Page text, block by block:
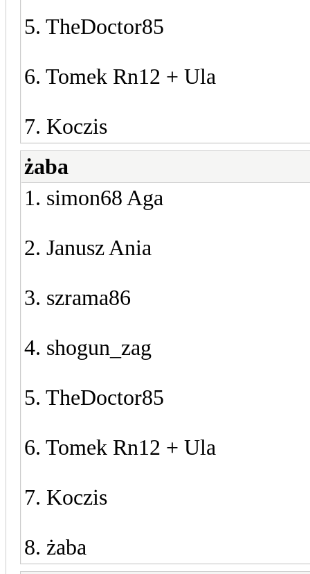
5. TheDoctor85
6. Tomek Rn12 + Ula
7. Koczis
żaba
1. simon68 Aga
2. Janusz Ania
3. szrama86
4. shogun_zag
5. TheDoctor85
6. Tomek Rn12 + Ula
7. Koczis
8. żaba